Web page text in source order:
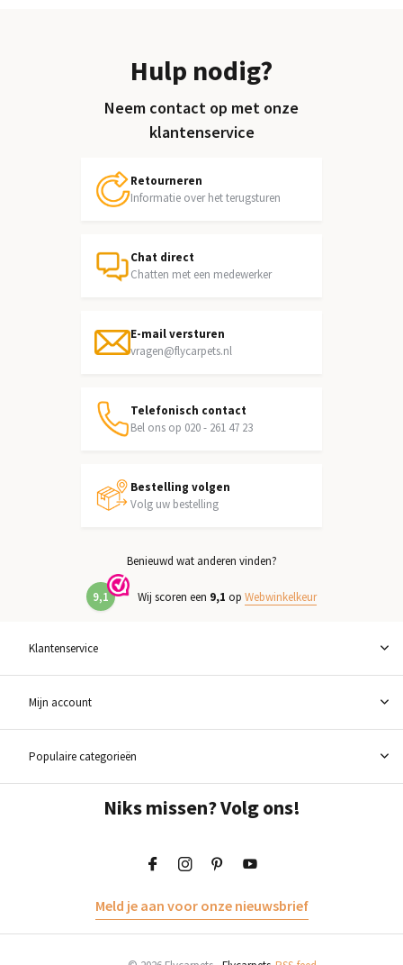
Hulp nodig?
Neem contact op met onze
klantenservice
Retourneren
Informatie over het terugsturen
Chat direct
Chatten met een medewerker
E-mail versturen
vragen@flycarpets.nl
Telefonisch contact
Bel ons op 020 - 261 47 23
Bestelling volgen
Volg uw bestelling
Benieuwd wat anderen vinden?
9,1 Wij scoren een 9,1 op Webwinkelkeur
Klantenservice
Mijn account
Populaire categorieën
Niks missen? Volg ons!
Meld je aan voor onze nieuwsbrief